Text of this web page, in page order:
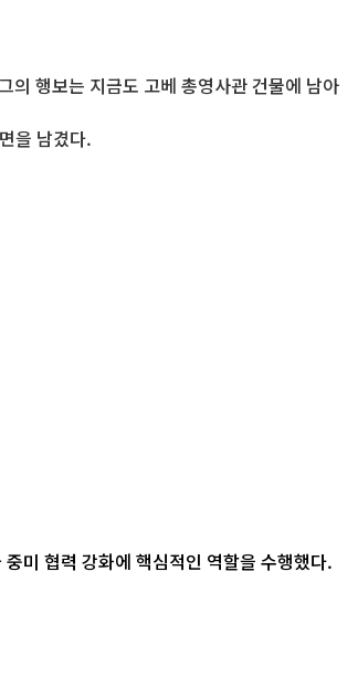
행보는 지금도 고베 총영사관 건물에 남아
을 남겼다.
미 협력 강화에 핵심적인 역할을 수행했다.